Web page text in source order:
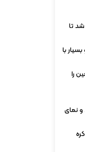
شرکت آلفاوالز طراحی و 3بعدی شد تا
با
را
نمای